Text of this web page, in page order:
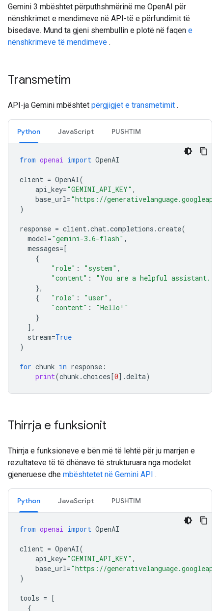
Gemini 3 mbështet përputhshmërinë me OpenAI për
nënshkrimet e mendimeve në API-të e përfundimit të
bisedave. Mund ta gjeni shembullin e plotë në faqen e
nënshkrimeve të mendimeve .
Transmetim
API-ja Gemini mbështet përgjigjet e transmetimit .
Python JavaScript PUSHTIM
from openai import OpenAI
client = OpenAI(
api_key="GEMINI_API_KEY" ,
base_url="https://
)
response = client.chat.completions .create(
model="gemini-3.6-flash" ,
messages=[
{
"role" : "system" ,
"content" :
"You are a helpful assistant."
},
{
"role" : "user" ,
"content" :
"Hello!"
}
],
stream=True
)
for chunk in response :
print(chunk .choices[0] .delta)
Thirrja e funksionit
Thirrja e funksioneve e bën më të lehtë për ju marrjen e
rezultateve të të dhënave të strukturuara nga modelet
gjeneruese dhe mbështetet në Gemini API .
Python JavaScript PUSHTIM
from openai import OpenAI
client = OpenAI(
api_key="GEMINI_API_KEY" ,
base_url="https://
)
tools = [
{